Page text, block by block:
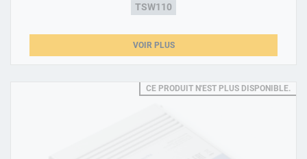
TSW110
VOIR PLUS
CE PRODUIT N'EST PLUS DISPONIBLE.